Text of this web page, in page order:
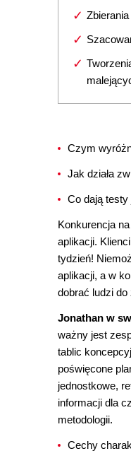
Czym
Jak działa
Co dają testy
Konkurencja
aplikacji.
tydzień!
aplikacji, a w
dobrać ludzi do
Jonathan w
ważny jest
tablic
poświęcone
jednostkowe,
informacji dla
metodologii.
Cechy